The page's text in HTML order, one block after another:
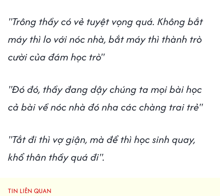
"Trông thầy có vẻ tuyệt vọng quá. Không bắt
máy thì lo với nóc nhà, bắt máy thì thành trò
cười của đám học trò"
"Đó đó, thầy đang dậy chúng ta mọi bài học
cả bài về nóc nhà đó nha các chàng trai trẻ"
"Tắt đi thì vợ giận, mà để thì học sinh quay,
khổ thân thầy quá đi".
TIN LIÊN QUAN